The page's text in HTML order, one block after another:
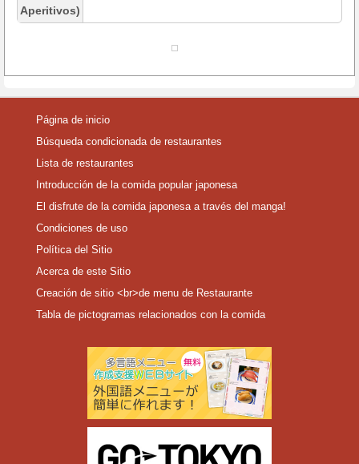
Aperitivos)
Página de inicio
Búsqueda condicionada de restaurantes
Lista de restaurantes
Introducción de la comida popular japonesa
El disfrute de la comida japonesa a través del manga!
Condiciones de uso
Política del Sitio
Acerca de este Sitio
Creación de sitio <br>de menu de Restaurante
Tabla de pictogramas relacionados con la comida